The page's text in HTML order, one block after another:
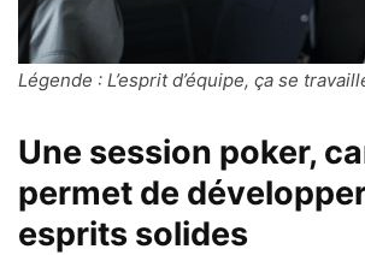
Légende : L’esprit d’équipe, ça se
Une session poker,
permet de
esprits solides